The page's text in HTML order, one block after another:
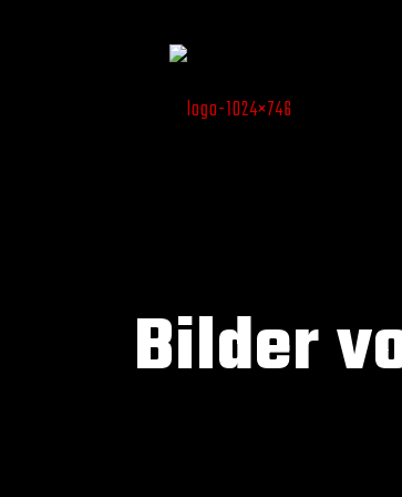
Bilder